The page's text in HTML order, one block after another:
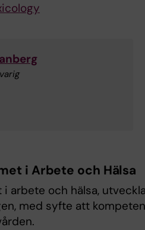
i Arbete och Hälsa
arbete och hälsa,
med syfte att